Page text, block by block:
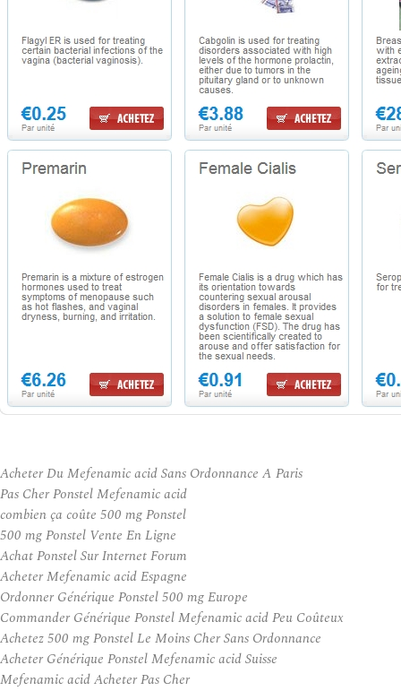
Acheter Du Mefenamic acid Sans Ordonnance A Paris
Pas Cher Ponstel Mefenamic acid
combien ça coûte 500 mg Ponstel
500 mg Ponstel Vente En Ligne
Achat Ponstel Sur Internet Forum
Acheter Mefenamic acid Espagne
Ordonner Générique Ponstel 500 mg Europe
Commander Générique Ponstel Mefenamic acid Peu Coûteux
Achetez 500 mg Ponstel Le Moins Cher Sans Ordonnance
Acheter Générique Ponstel Mefenamic acid Suisse
Mefenamic acid Acheter Pas Cher